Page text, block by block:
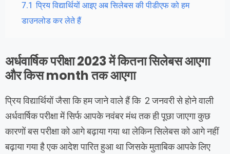
7.1 प्रिय विद्यार्थियों आइए अब सिलेबस की पीडीएफ को हम
डाउनलोड कर लेते हैं
अर्धवार्षिक परीक्षा 2023 में कितना सिलेबस आएगा
और किस month तक आएगा
प्रिय विद्यार्थियों जैसा कि हम जाने वाले हैं कि 2 जनवरी से होने वाली
अर्धवार्षिक परीक्षा में सिर्फ आपके नवंबर मंथ तक ही पूछा जाएगा कुछ
कारणों बस परीक्षा को आगे बढ़ाया गया था लेकिन सिलेबस को आगे नहीं
बढ़ाया गया है एक आदेश पारित हुआ था जिसके मुताबिक आपके लिए